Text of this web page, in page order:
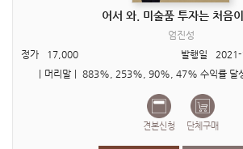
어서 와. 미술품 투자는 처음
엄진성
정가
17,000 발행일
견본신청 단체구매